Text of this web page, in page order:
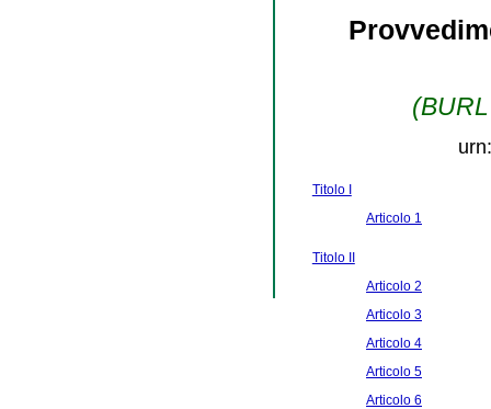
Titolo I
Articolo 1
Titolo II
Articolo 2
Articolo 3
Articolo 4
Articolo 5
Articolo 6